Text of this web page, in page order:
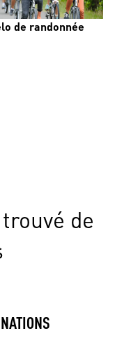
de randonnée
de